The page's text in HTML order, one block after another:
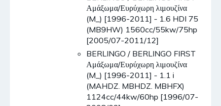
Αμάξωμα/Ευρύχωρη λιμουζίνα
(M_) [1996-2011] - 1.6 HDI 75
(MB9HW) 1560cc/55kw/75hp
[2005/07-2011/12]
BERLINGO / BERLINGO FIRST
Αμάξωμα/Ευρύχωρη λιμουζίνα
(M_) [1996-2011] - 1.1 i
(MAHDZ. MBHDZ. MBHFX)
1124cc/44kw/60hp [1996/07-